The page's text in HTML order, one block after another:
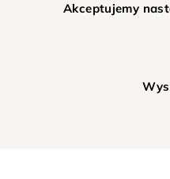
Akceptujemy